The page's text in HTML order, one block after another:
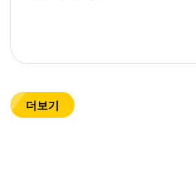
더보기